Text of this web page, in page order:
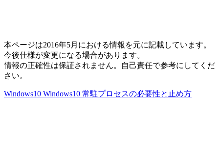
本ページは2016年5月における情報を元に記載しています。
今後仕様が変更になる場合があります。
情報の正確性は保証されません。自己責任で参考にしてくだ
さい。
Windows10 Windows10 常駐プロセスの必要性と止め方